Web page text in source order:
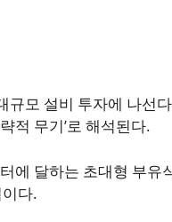
모 설비 투자에 나선
적 무기’로 해석된다.
에 달하는 초대형 부
다.